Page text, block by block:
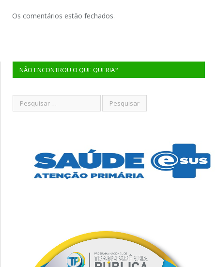
Os comentários estão fechados.
NÃO ENCONTROU O QUE QUERIA?